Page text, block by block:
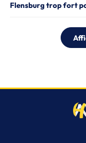
Flensburg trop fort